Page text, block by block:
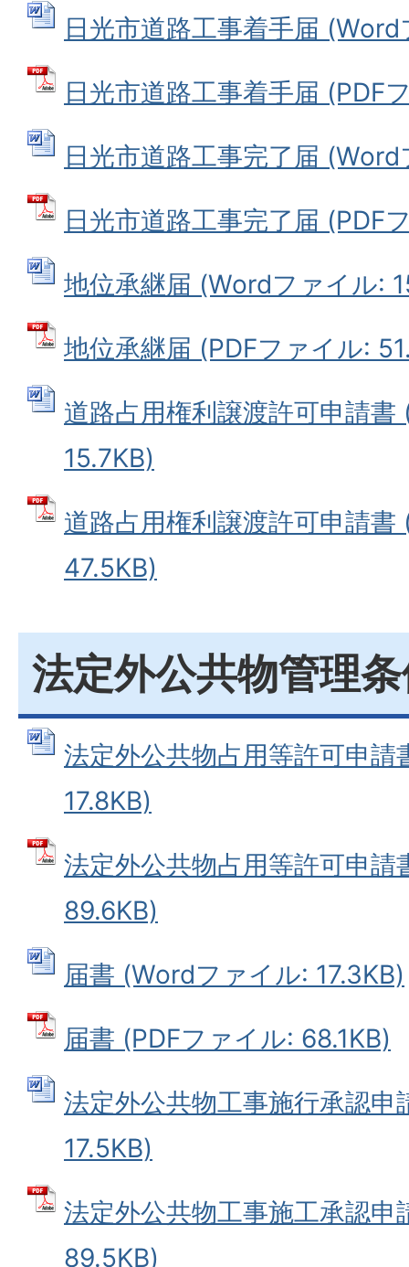
日光市道路工事着手届
日光市道路工事着手届 (PDF
日光市道路工事完了届
日光市道路工事完了届 (PDF
地位承継届 (Wordファイル:
地位承継届 (PDFファイル:
道路占用権利譲渡許可申請
15.7KB)
道路占用権利譲渡許可申請書
47.5KB)
法定外公共物管理
法定外公共物占用等許可申
17.8KB)
法定外公共物占用等許可申請
89.6KB)
届書 (Wordファイル: 17.3KB)
届書 (PDFファイル: 68.1KB)
法定外公共物工事施行承認
17.5KB)
法定外公共物工事施工承認申
89.5KB)